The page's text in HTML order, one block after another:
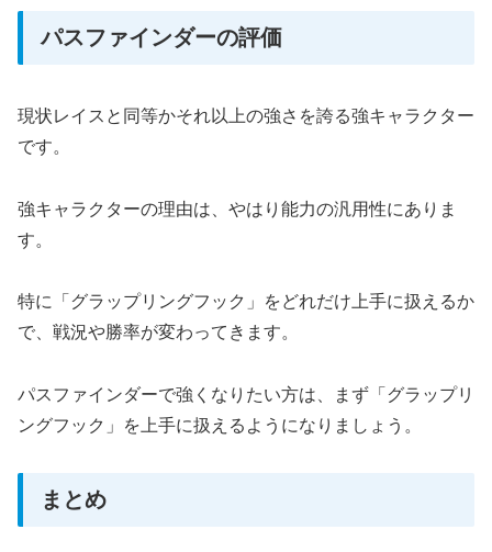
パスファインダーの評価
現状レイスと同等かそれ以上の強さを誇る強キャラクター
です。
強キャラクターの理由は、やはり能力の汎用性にありま
す。
特に「グラップリングフック」をどれだけ上手に扱えるか
で、戦況や勝率が変わってきます。
パスファインダーで強くなりたい方は、まず「グラップリ
ングフック」を上手に扱えるようになりましょう。
まとめ